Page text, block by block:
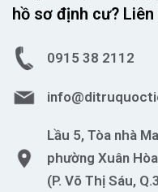
hồ sơ định cư?
0915 38 2112
Lầu 5, Tòa nhà
phường Xuân
(P. Võ Thị Sáu,